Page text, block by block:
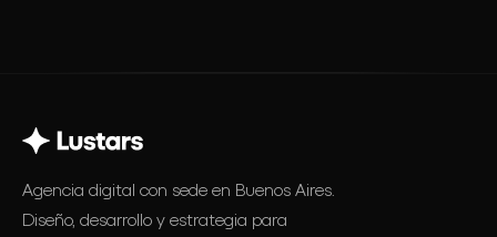
Agencia digital con sede en Buenos Aires.
Diseño, desarrollo y estrategia para